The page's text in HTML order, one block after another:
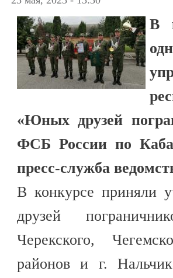
В
«Юных друзей
ФСБ России по
пресс-служба
В конкурсе приняли
друзей
Черекского,
районов и г.